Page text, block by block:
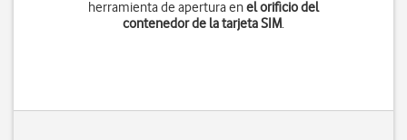
herramienta de apertura enel orificio del
contenedor de la tarjeta SIM.